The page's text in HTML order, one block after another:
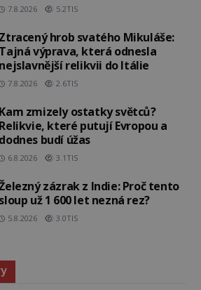
7.8.2026 5.2TIS
Ztracený hrob svatého Mikuláše:
Tajná výprava, která odnesla
nejslavnější relikvii do Itálie
7.8.2026 2.6TIS
Kam zmizely ostatky světců?
Relikvie, které putují Evropou a
dodnes budí úžas
6.8.2026 3.1TIS
zázrak z Indie: Proč tento
sloup už 1 600 let nezná rez?
5.8.2026 3.0TIS